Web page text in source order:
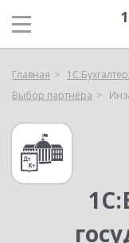
Главная
Выбор партнёра